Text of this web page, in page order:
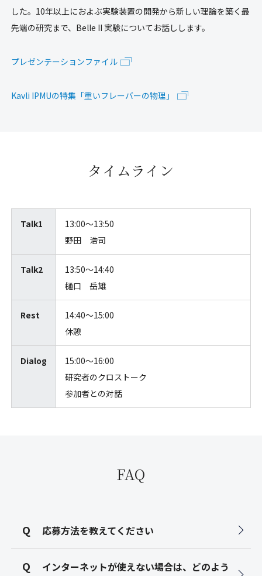
した。10年以上におよぶ実験装置の開発から新しい理論を築く最
先端の研究まで、Belle II 実験についてお話しします。
プレゼンテーションファイル
Kavli IPMUの特集「重いフレーバーの物理」
タイムライン
Talk1
13:00〜13:50
野田 浩司
Talk2
13:50〜14:40
樋口 岳雄
Rest
14:40〜15:00
休憩
Dialog
15:00〜16:00
研究者のクロストーク
参加者との対話
FAQ
応募方法を教えてください
インターネットが使えない場合は、どのよう